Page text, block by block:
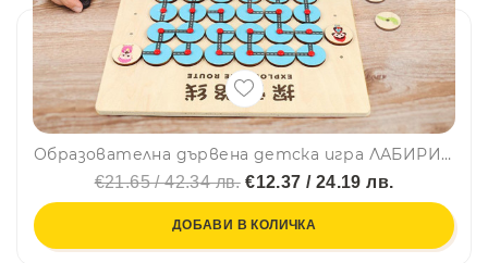
Образователна дървена детска игра ЛАБИРИН с логически мислене за концентрация💥 YJH07
€21.65 / 42.34 лв.€12.37 / 24.19 лв.
ДОБАВИ В КОЛИЧКА